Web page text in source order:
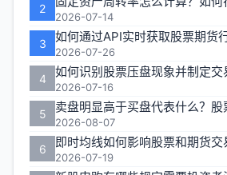
2
2026-07-14
3 如何通过API实时获取股票期货
2026-07-26
4 如何识别股票压盘现象并制定交
2026-07-16
5
2026-08-07
6 即时均线如何影响股票和期货交
2026-07-19